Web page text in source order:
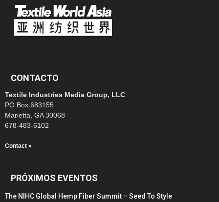
CONTACTO
Textile Industries Media Group, LLC
PO Box 683155
Marietta, GA 30068
678-483-6102
Contact »
PRÓXIMOS EVENTOS
The NIHC Global Hemp Fiber Summit – Seed To Style